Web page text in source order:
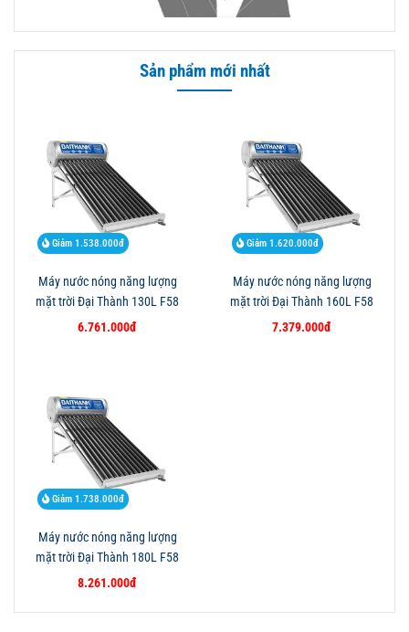
Sản phẩm mới nhất
Giảm 1.538.000đ
Máy nước nóng năng lượng
mặt trời Đại Thành 130L F58
6.761.000đ
Giảm 1.620.000đ
Máy nước nóng năng lượng
mặt trời Đại Thành 160L F58
7.379.000đ
Giảm 1.738.000đ
Máy nước nóng năng lượng
mặt trời Đại Thành 180L F58
8.261.000đ